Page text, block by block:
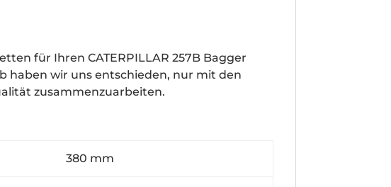
für Ihren CATERPILLAR 257B Bagger
haben wir uns entschieden, nur mit den
zusammenzuarbeiten.
380 mm